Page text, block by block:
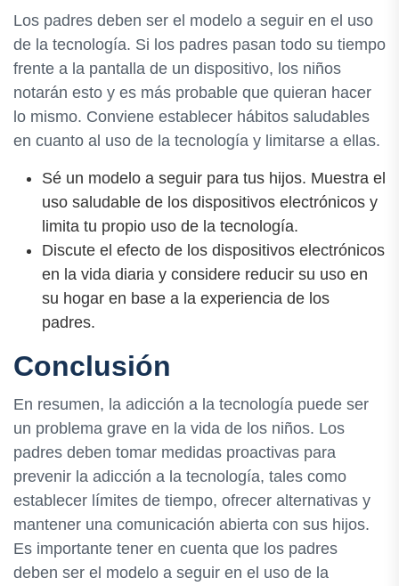
Los padres deben ser el modelo a seguir en el uso
de la tecnología. Si los padres pasan todo su tiempo
frente a la pantalla de un dispositivo, los niños
notarán esto y es más probable que quieran hacer
lo mismo. Conviene establecer hábitos saludables
en cuanto al uso de la tecnología y limitarse a ellas.
Sé un modelo a seguir para tus hijos. Muestra el
uso saludable de los dispositivos electrónicos y
limita tu propio uso de la tecnología.
Discute el efecto de los dispositivos electrónicos
en la vida diaria y considere reducir su uso en
su hogar en base a la experiencia de los
padres.
Conclusión
En resumen, la adicción a la tecnología puede ser
un problema grave en la vida de los niños. Los
padres deben tomar medidas proactivas para
prevenir la adicción a la tecnología, tales como
establecer límites de tiempo, ofrecer alternativas y
mantener una comunicación abierta con sus hijos.
Es importante tener en cuenta que los padres
deben ser el modelo a seguir en el uso de la